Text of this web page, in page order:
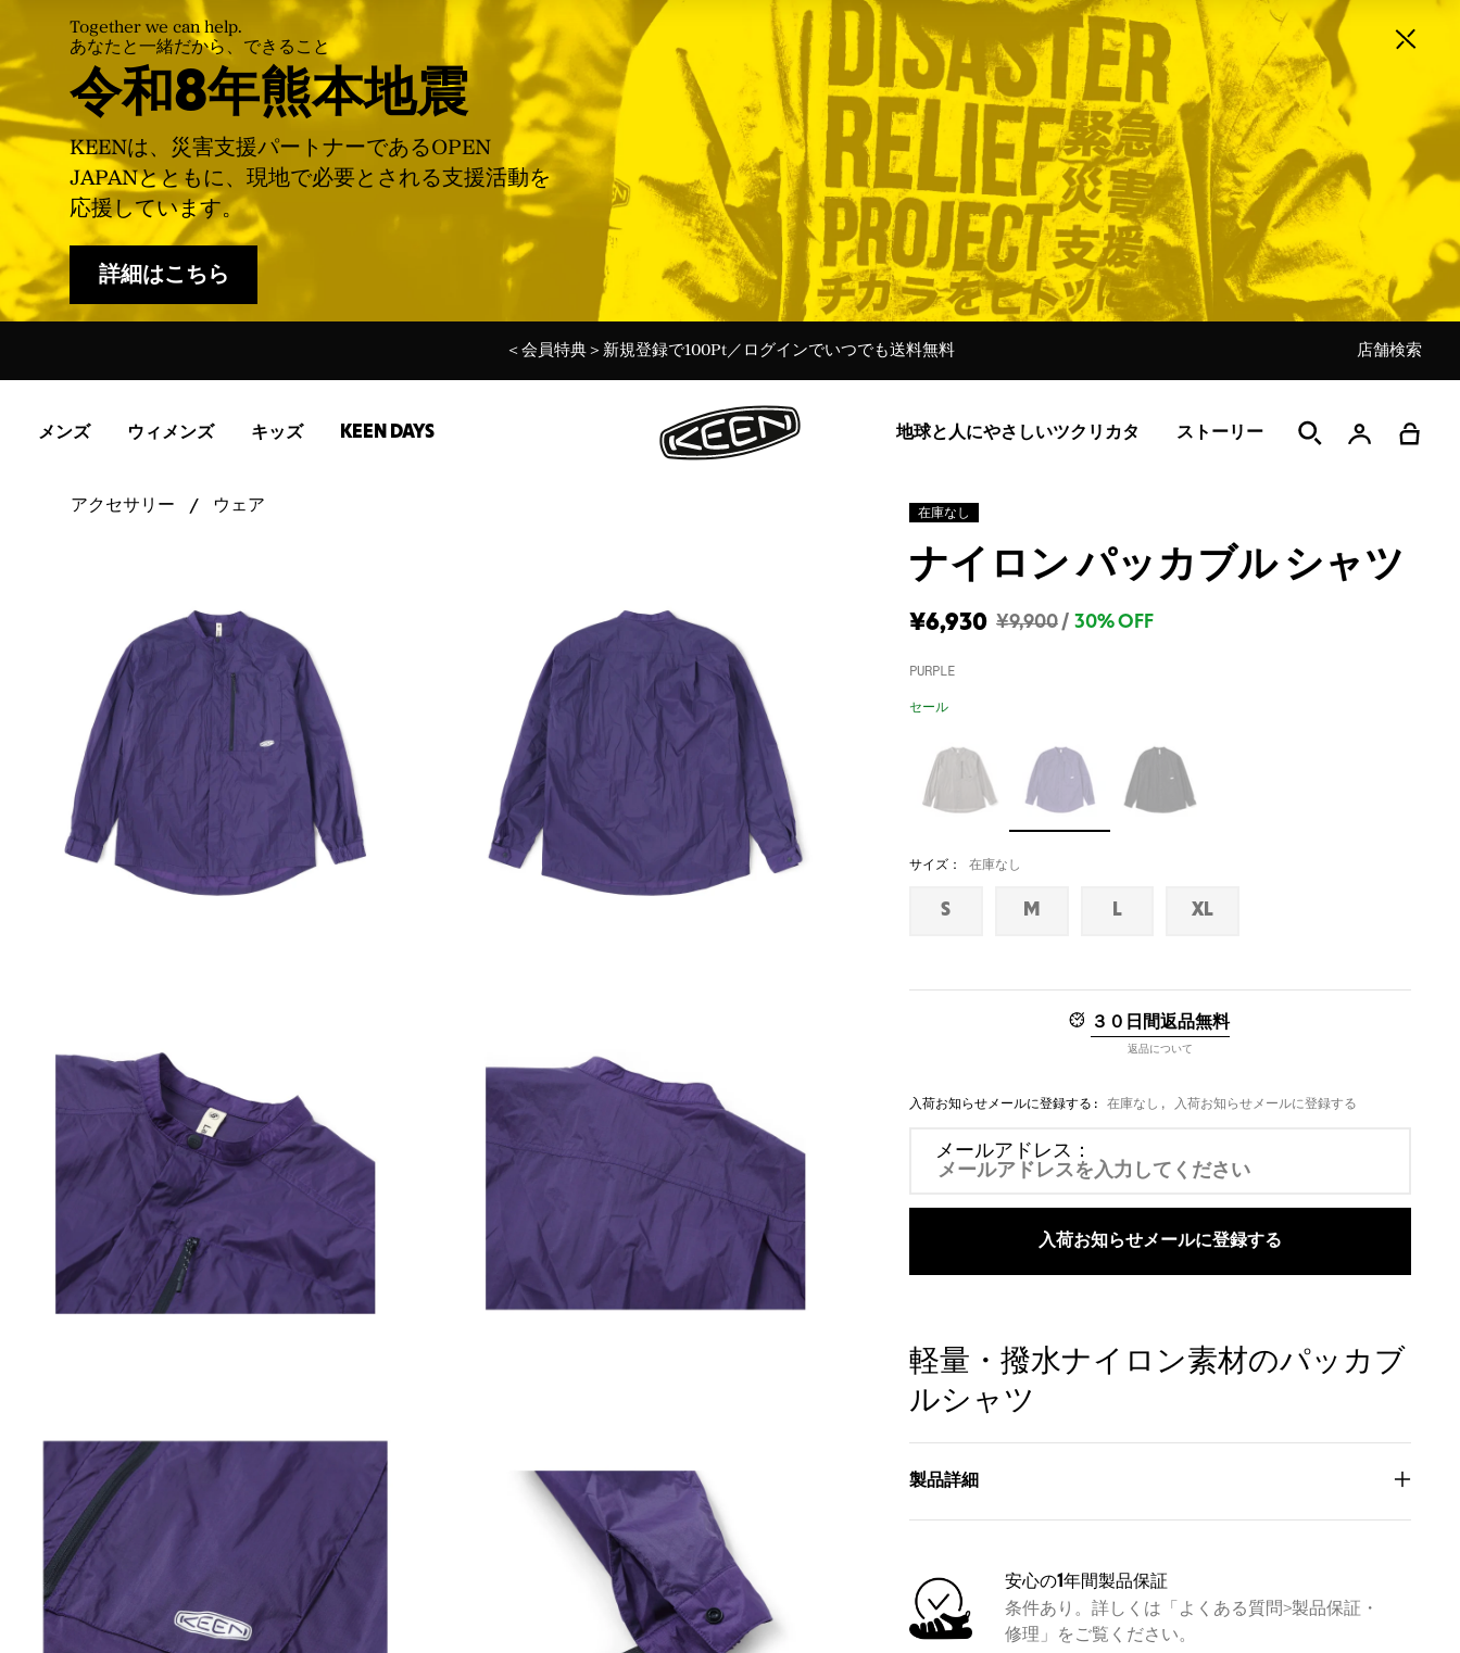
Together we can help.
あなたと一緒だから、できること
令和8年熊本地震
KEENは、災害支援パートナーであるOPEN
JAPANとともに、現地で必要とされる支援活動を
応援しています。
詳細はこちら
令和8年熊本地震に伴う配送遅延のお知らせ 店舗検索
ー30%Off KEEN DAYS開催中！ー 店舗検索
夏季休業期間中の営業について 7月31日更新 店舗検索
Targhee 20th 特設ページ Ι 最新ストーリーを読む→ 店舗検索
＜会員特典＞新規登録で100Pt／ログインでいつでも送料無料 店舗検索
令和8年熊本地震に伴う配送遅延のお知らせ 店舗検索
ー30%Off KEEN DAYS開催中！ー 店舗検索
メンズ ウィメンズ キッズ KEEN DAYS 地球と人にやさしいツクリカタ ストーリー
アクセサリー ウェア 在庫なし
ナイロン パッカブル シャツ
¥6,930 ¥9,900 / 30% OFF
PURPLE
セール
サイズ： 在庫なし
S在
し
M在
し
L
在
し
XL
在
し
３０日間返品無料
返品について
入荷お知らせメールに登録する: 在庫なし, 入荷お知らせメールに登録する
メールアドレス：
入荷お知らせメールに登録する
軽量・撥水ナイロン素材のパッカブ
ルシャツ
製品詳細
特徴
C0撥水
20デニールの軽量ナイロン素材
軽量かつパッカブル仕様になっているため、持ち運びやすく旅
安心の1年間製品保証
条件あり。詳しくは「よくある質問>製品保証・
修理」をご覧ください。